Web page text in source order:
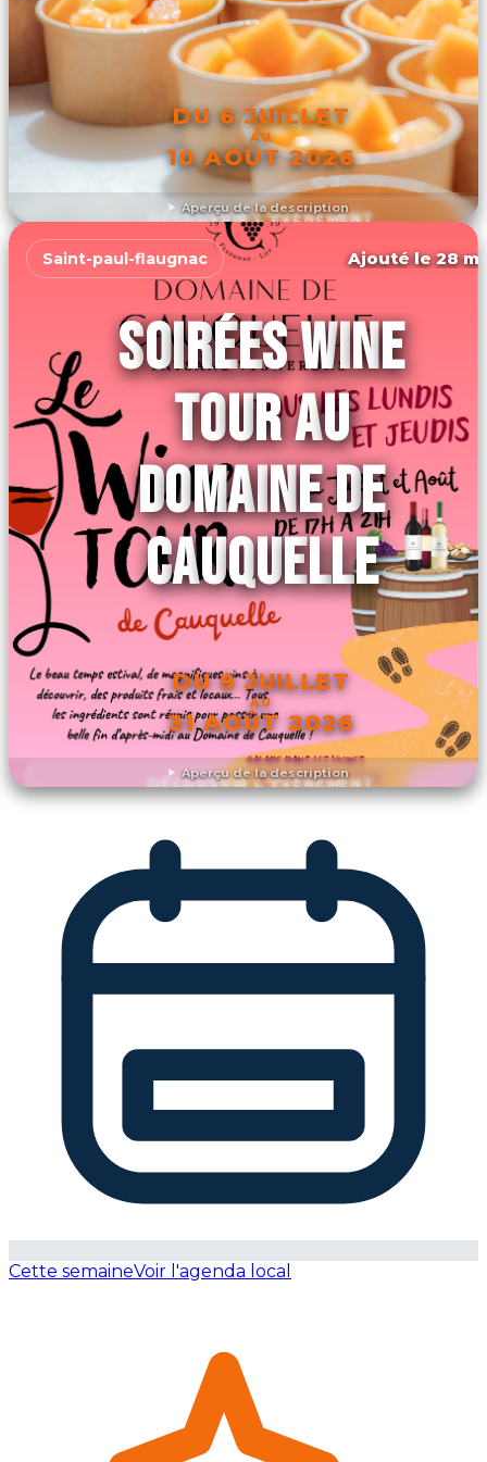
Aperçu de la description
DU 6 JUILLET
AU
10 AOÛT 2026
DÉCOUVRIR L'ÉVÉNEMENT
Aperçu de la description
Saint-paul-flaugnac Ajouté le 28
SOIRÉES WINE
TOUR AU
DOMAINE DE
CAUQUELLE
DU 9 JUILLET
AU
31 AOÛT 2026
DÉCOUVRIR L'ÉVÉNEMENT
Cette semaineVoir l'agenda local